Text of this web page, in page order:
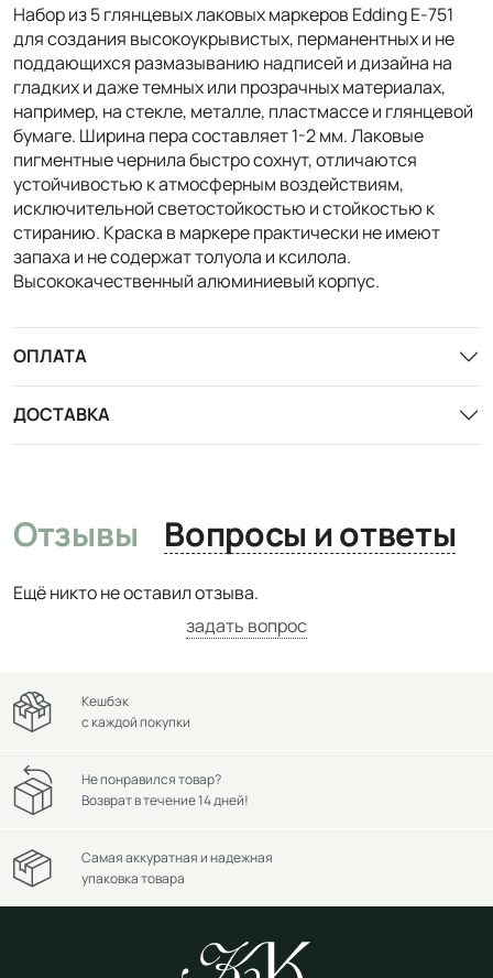
Набор из 5 глянцевых лаковых маркеров Edding E-751
для создания высокоукрывистых, перманентных и не
поддающихся размазыванию надписей и дизайна на
гладких и даже темных или прозрачных материалах,
например, на стекле, металле, пластмассе и глянцевой
бумаге. Ширина пера составляет 1-2 мм. Лаковые
пигментные чернила быстро сохнут, отличаются
устойчивостью к атмосферным воздействиям,
исключительной светостойкостью и стойкостью к
стиранию. Краска в маркере практически не имеют
запаха и не содержат толуола и ксилола.
Высококачественный алюминиевый корпус.
ОПЛАТА
ДОСТАВКА
Отзывы Вопросы и ответы
Ещё никто не оставил отзыва.
задать вопрос
Кешбэк
с каждой покупки
Не понравился товар?
Возврат в течение 14 дней!
Самая аккуратная и надежная
упаковка товара